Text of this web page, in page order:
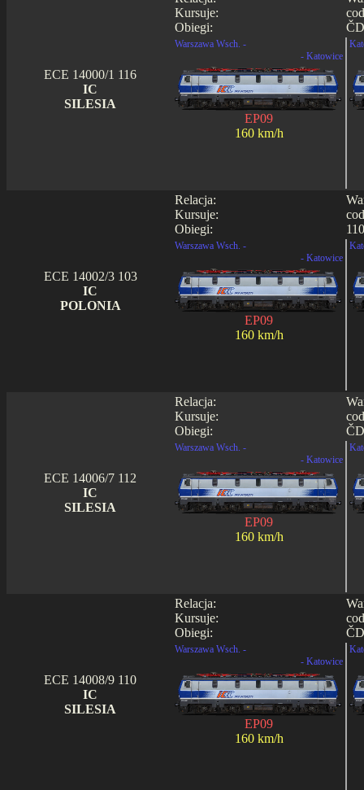
Kursuje:
Obiegi:
ECE 14000/1 116
IC
SILESIA
Warszawa Wsch. -
- Katowice
EP09
160 km/h
Relacja:
Kursuje:
Obiegi:
ECE 14002/3 103
IC
POLONIA
Warszawa Wsch. -
- Katowice
EP09
160 km/h
Relacja:
Kursuje:
Obiegi:
ECE 14006/7 112
IC
SILESIA
Warszawa Wsch. -
- Katowice
EP09
160 km/h
Relacja:
Kursuje:
Obiegi:
ECE 14008/9 110
IC
SILESIA
Warszawa Wsch. -
- Katowice
EP09
160 km/h